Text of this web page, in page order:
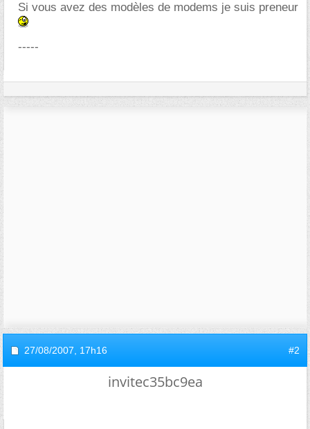
Si vous avez des modèles de modems je suis preneur
-----
27/08/2007, 17h16 #2
invitec35bc9ea